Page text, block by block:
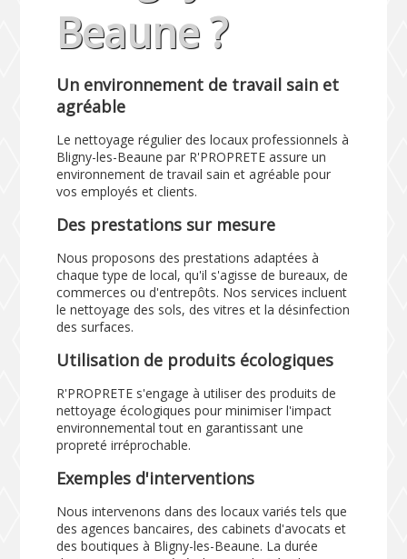
Beaune ?
Un environnement de travail sain et
agréable
Le nettoyage régulier des locaux professionnels à
Bligny-les-Beaune par R'PROPRETE assure un
environnement de travail sain et agréable pour
vos employés et clients.
Des prestations sur mesure
Nous proposons des prestations adaptées à
chaque type de local, qu'il s'agisse de bureaux, de
commerces ou d'entrepôts. Nos services incluent
le nettoyage des sols, des vitres et la désinfection
des surfaces.
Utilisation de produits écologiques
R'PROPRETE s'engage à utiliser des produits de
nettoyage écologiques pour minimiser l'impact
environnemental tout en garantissant une
propreté irréprochable.
Exemples d'interventions
Nous intervenons dans des locaux variés tels que
des agences bancaires, des cabinets d'avocats et
des boutiques à Bligny-les-Beaune. La durée